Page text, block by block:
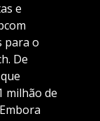
e
para o
De
milhão de